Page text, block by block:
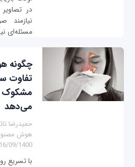
در
مسئله‌ای
چگونه
تفاوت
مشکوک
می‌دهد
حمیدرضا
هوش
16/09/1400 - 10:40
با تسریع